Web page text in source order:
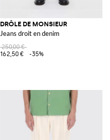
DRÔLE DE MONSIEUR
Jeans droit en denim
250,00 €
162,50 €
-35%